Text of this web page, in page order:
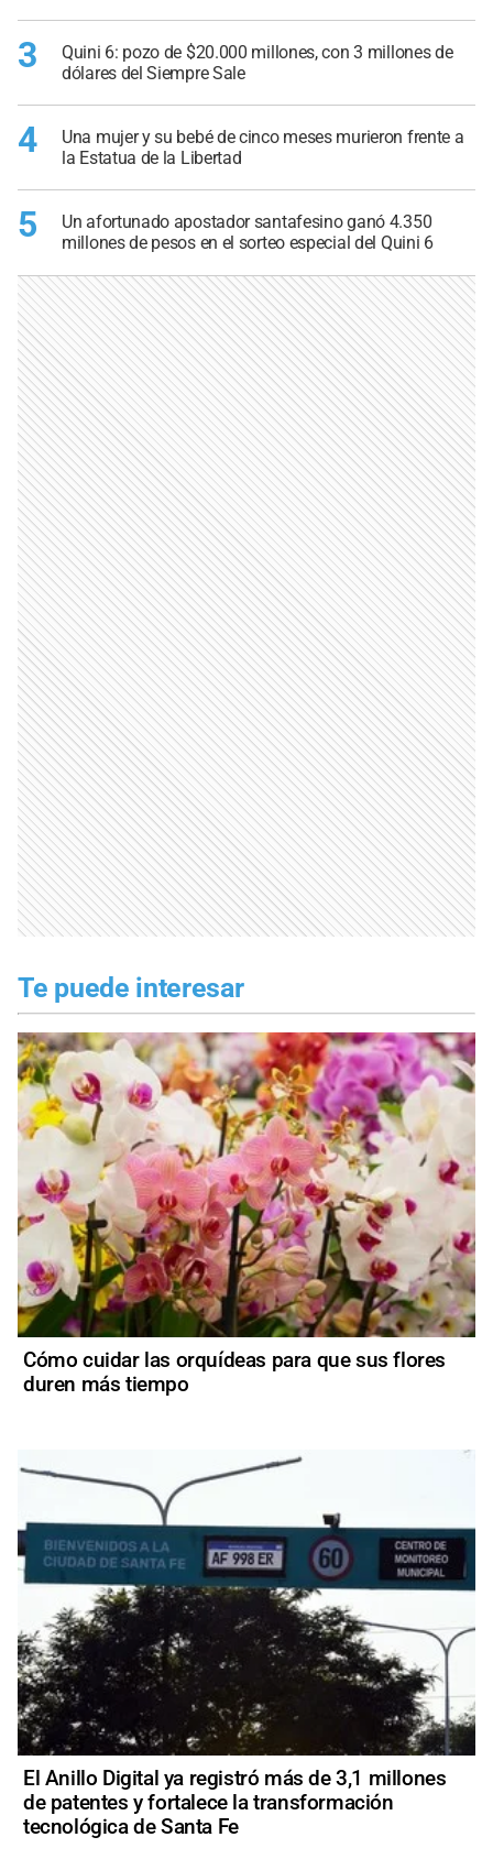
3
Quini 6: pozo de $20.000 millones, con 3 millones de
dólares del Siempre Sale
4
Una mujer y su bebé de cinco meses murieron frente a
la Estatua de la Libertad
5
Un afortunado apostador santafesino ganó 4.350
millones de pesos en el sorteo especial del Quini 6
Te puede interesar
Cómo cuidar las orquídeas para que sus flores
duren más tiempo
El Anillo Digital ya registró más de 3,1 millones
de patentes y fortalece la transformación
tecnológica de Santa Fe